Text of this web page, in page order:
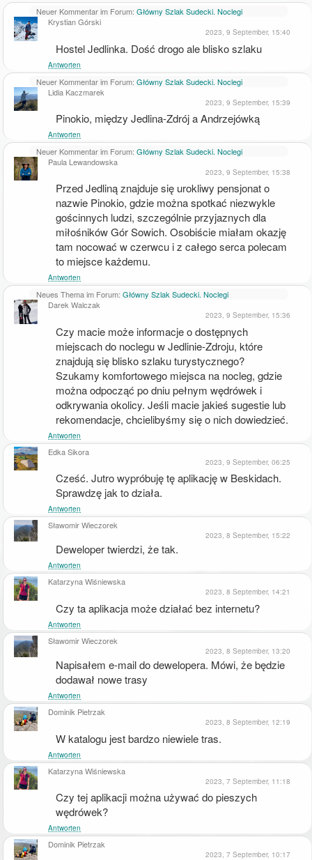
Neuer Kommentar im Forum: Główny Szlak Sudecki. Noclegi
Krystian Górski
2023, 9 September, 15:40
Hostel Jedlinka. Dość drogo ale blisko szlaku
Antworten
Neuer Kommentar im Forum: Główny Szlak Sudecki. Noclegi
Lidia Kaczmarek
2023, 9 September, 15:39
Pinokio, między Jedlina-Zdrój a Andrzejówką
Antworten
Neuer Kommentar im Forum: Główny Szlak Sudecki. Noclegi
Paula Lewandowska
2023, 9 September, 15:38
Przed Jedliną znajduje się urokliwy pensjonat o
nazwie Pinokio, gdzie można spotkać niezwykle
gościnnych ludzi, szczególnie przyjaznych dla
miłośników Gór Sowich. Osobiście miałam okazję
tam nocować w czerwcu i z całego serca polecam
to miejsce każdemu.
Antworten
Neues Thema im Forum: Główny Szlak Sudecki. Noclegi
Darek Walczak
2023, 9 September, 15:36
Czy macie może informacje o dostępnych
miejscach do noclegu w Jedlinie-Zdroju, które
znajdują się blisko szlaku turystycznego?
Szukamy komfortowego miejsca na nocleg, gdzie
można odpocząć po dniu pełnym wędrówek i
odkrywania okolicy. Jeśli macie jakieś sugestie lub
rekomendacje, chcielibyśmy się o nich dowiedzieć.
Antworten
Edka Sikora
2023, 9 September, 06:25
Cześć. Jutro wypróbuję tę aplikację w Beskidach.
Sprawdzę jak to działa.
Antworten
Sławomir Wieczorek
2023, 8 September, 15:22
Deweloper twierdzi, że tak.
Antworten
Katarzyna Wiśniewska
2023, 8 September, 14:21
Czy ta aplikacja może działać bez internetu?
Antworten
Sławomir Wieczorek
2023, 8 September, 13:20
Napisałem e-mail do dewelopera. Mówi, że będzie
dodawał nowe trasy
Antworten
Dominik Pietrzak
2023, 8 September, 12:19
W katalogu jest bardzo niewiele tras.
Antworten
Katarzyna Wiśniewska
2023, 7 September, 11:18
Czy tej aplikacji można używać do pieszych
wędrówek?
Antworten
Dominik Pietrzak
2023, 7 September, 10:17